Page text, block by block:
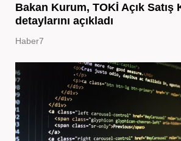
Bakan Kurum, TOKİ Açık Satış
detaylarını açıkladı
Haber7